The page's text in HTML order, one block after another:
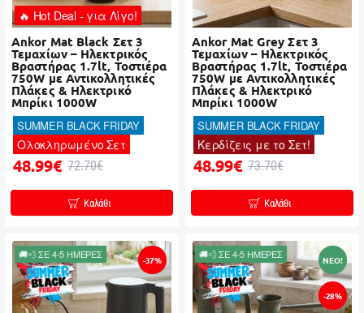
🔥 Hot Deal - για Λίγο!
Ankor Mat Black Σετ 3
Τεμαχίων – Ηλεκτρικός
Βραστήρας 1.7lt, Τοστιέρα
750W με Αντικολλητικές
Πλάκες & Ηλεκτρικό
Μπρίκι 1000W
SUMMER BLACK FRIDAY
Ολοκληρωμένο Σετ
48.99€ 72.70€
Καλάθι
Ankor Mat Grey Σετ 3
Τεμαχίων – Ηλεκτρικός
Βραστήρας 1.7lt, Τοστιέρα
750W με Αντικολλητικές
Πλάκες & Ηλεκτρικό
Μπρίκι 1000W
SUMMER BLACK FRIDAY
Κερδίζεις με το Σετ!
48.99€ 73.70€
Καλάθι
🚚💨 ΣΕ 4-5 ΗΜΕΡΕΣ -37% NEO!
🚚💨 ΣΕ 4-5 ΗΜΕΡΕΣ
-28%